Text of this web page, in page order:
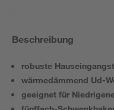
Beschreibung
robuste
wärmedämmend Ud-
geeignet für